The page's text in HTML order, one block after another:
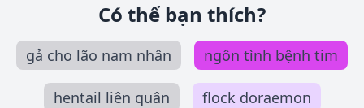
Có thể bạn thích?
gả cho lão nam nhân ngôn tình bệnh tim
hentail liên quân flock doraemon